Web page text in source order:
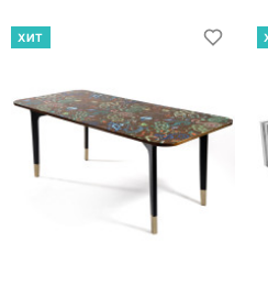
ХИТ